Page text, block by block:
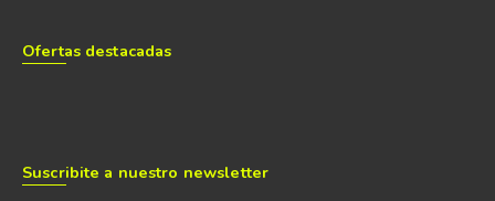
Ofertas destacadas
Suscribite a nuestro newsletter